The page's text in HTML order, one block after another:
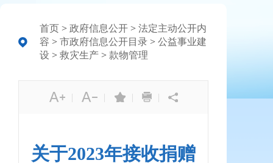
首页 > 政府信息公开 > 法定主动公开内
容 > 市政府信息公开目录 > 公益事业建
设 > 救灾生产 > 款物管理
| | | |
关于2023年接收捐赠